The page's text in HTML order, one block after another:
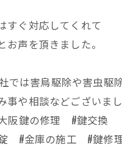
すぐ対応してくれて
お声を頂きました。
社では害鳥駆除や害虫
事や相談などございま
阪鍵の修理 #鍵交換
#金庫の施工 #鍵修理